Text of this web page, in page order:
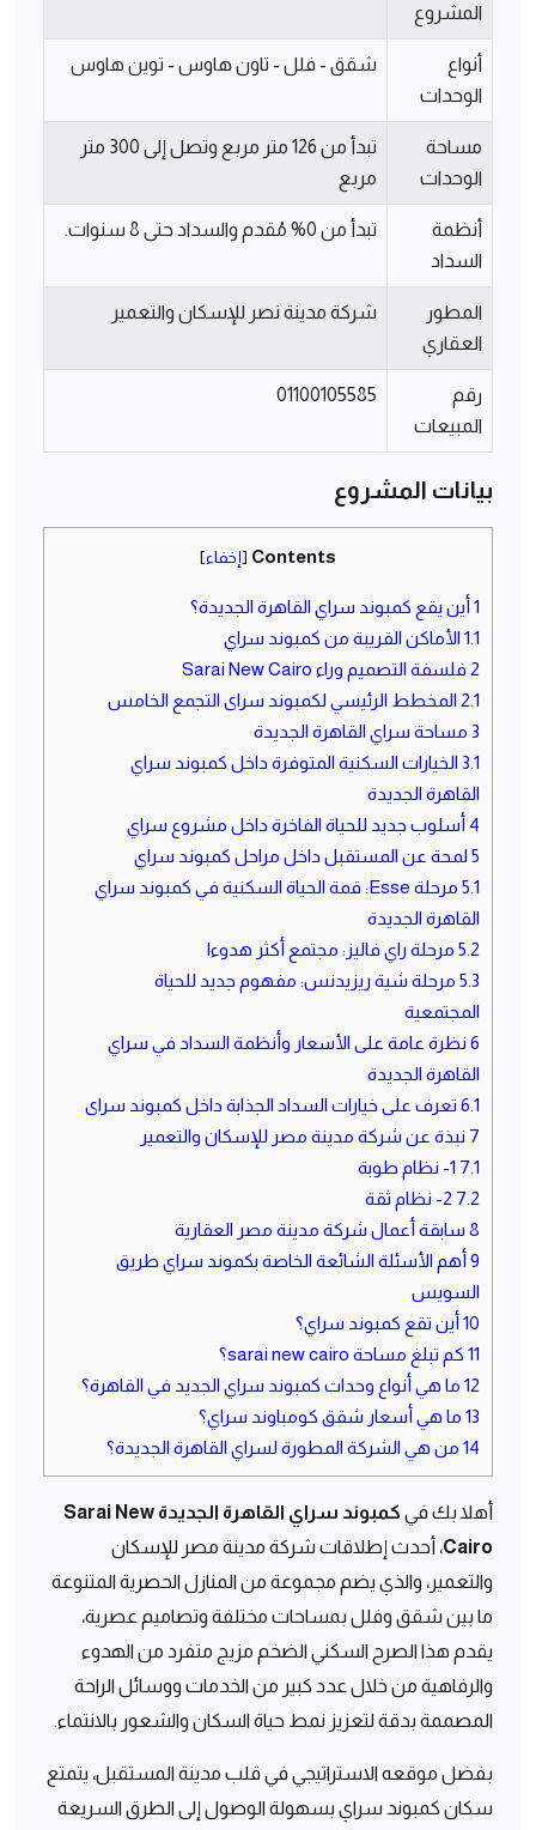
المشروع
أنواع
الوحدات
شقق - فلل - تاون هاوس - توين هاوس
مساحة
الوحدات
تبدأ من 126 متر مربع وتصل إلى 300 متر
مربع
أنظمة
السداد
تبدأ من 0% مُقدم والسداد حتى 8 سنوات.
المطور
العقاري
شركة مدينة نصر للإسكان والتعمير
رقم
المبيعات
01100105585
بيانات المشروع
Contents
[إخفاء]
1 أين يقع كمبوند سراي القاهرة الجديدة؟
1.1 الأماكن القريبة من كمبوند سراي
2 فلسفة التصميم وراء Sarai New Cairo
2.1 المخطط الرئيسي لكمبوند سراى التجمع الخامس
3 مساحة سراي القاهرة الجديدة
3.1 الخيارات السكنية المتوفرة داخل كمبوند سراي
القاهرة الجديدة
4 أسلوب جديد للحياة الفاخرة داخل مشروع سراي
5 لمحة عن المستقبل داخل مراحل كمبوند سراي
5.1
مرحلة Esse: قمة الحياة السكنية في كمبوند سراي
القاهرة الجديدة
5.2 مرحلة راي فاليز: مجتمع أكثر هدوءا
5.3 مرحلة شية ريزيدنس: مفهوم جديد للحياة
المجتمعية
6 نظرة عامة على الأسعار وأنظمة السداد في سراي
القاهرة الجديدة
6.1 تعرف على خيارات السداد الجذابة داخل كمبوند سراى
7 نبذة عن شركة مدينة مصر للإسكان والتعمير
7.1
7.2
8 سابقة أعمال شركة مدينة مصر العقارية
9 أهم الأسئلة الشائعة الخاصة بكموند سراي طريق
السويس
10 أين تقع كمبوند سراي؟
11 كم تبلغ مساحة sarai new cairo؟
12 ما هي أنواع وحدات كمبوند سراي الجديد في القاهرة؟
13 ما هي أسعار شقق كومباوند سراي؟
14 من هي الشركة المطورة لسراي القاهرة الجديدة؟
أهلا بك في
كمبوند سراي القاهرة الجديدة Sarai New
Cairo، أحدث إطلاقات شركة مدينة مصر للإسكان
والتعمير، والذي يضم مجموعة من المنازل الحصرية المتنوعة
ما بين شقق وفلل بمساحات مختلفة وتصاميم عصرية،
يقدم هذا الصرح السكني الضخم مزيج متفرد من الهدوء
والرفاهية من خلال عدد كبير من الخدمات ووسائل الراحة
المصممة بدقة لتعزيز نمط حياة السكان والشعور بالانتماء.
بفضل موقعه الاستراتيجي في قلب مدينة المستقبل، يتمتع
سكان كمبوند سراي بسهولة الوصول إلى الطرق السريعة